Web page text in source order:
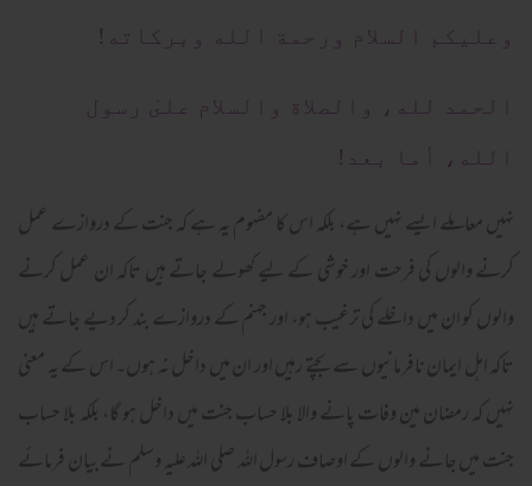
وعلیکم السلام ورحمة الله وبرکاته!
الحمد لله، والصلاة والسلام علىٰ رسول
الله، أما بعد!
نہیں معاملے ایسے نہیں ہے، بلکہ اس کا مفہوم یہ ہے کہ جنت کے دروازے عمل
کرنے والوں کی فرحت اور خوشی کے لیے کھولے جاتے ہیں تاکہ ان عمل کرنے
والوں کو ان میں داخلے کی ترغیب ہو، اور جہنم کے دروازے بند کر دیے جاتے ہیں
تاکہ اہل ایمان نافرمانیوں سے بچتے رہیں اور ان میں داخل نہ ہوں۔ اس کے یہ معنی
نہیں کہ رمضان مین وفات پانے والا بلا حساب جنت میں داخل ہو گا، بلکہ بلا حساب
جنت میں جانے والوں کے اوصاف رسول اللہ صلی اللہ علیہ وسلم نے بیان فرمائے